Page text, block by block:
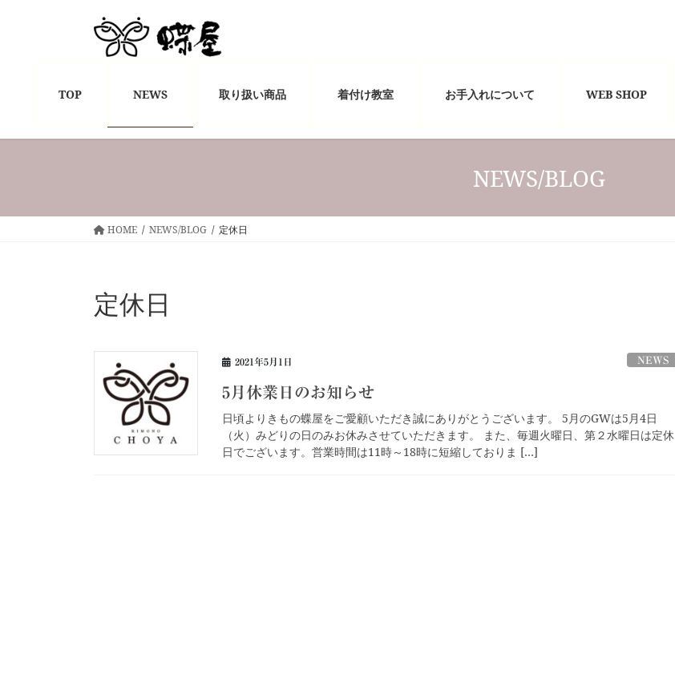
キ
に
TOP NEWS 取り扱い商品 着付け教室 お手入れについて WEB SHOP
NEWS/BLOG
HOME NEWS/BLOG 定休日
定休日
2021年5月1日 NEWS
5月休業日のお知らせ
日頃よりきもの蝶屋をご愛顧いただき誠にありがとうございます。 5月のGWは5月4日
（火）みどりの日のみお休みさせていただきます。 また、毎週火曜日、第２水曜日は定休
日でございます。営業時間は11時～18時に短縮しておりま […]